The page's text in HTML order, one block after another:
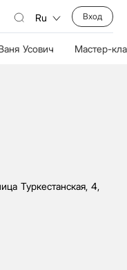
Ru Вход
Усович Мастер-
Туркестанская, 4,